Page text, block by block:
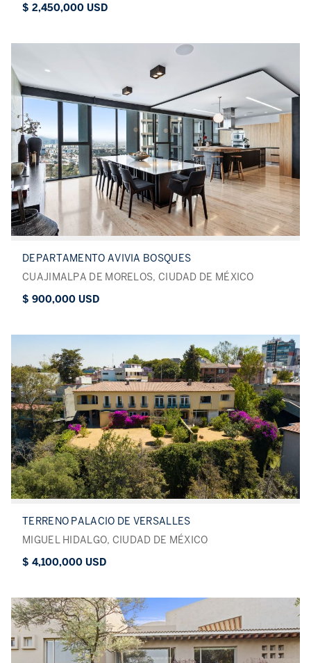
$ 2,450,000 USD
DEPARTAMENTO AVIVIA BOSQUES
CUAJIMALPA DE MORELOS, CIUDAD DE MÉXICO
$ 900,000 USD
TERRENO PALACIO DE VERSALLES
MIGUEL HIDALGO, CIUDAD DE MÉXICO
$ 4,100,000 USD